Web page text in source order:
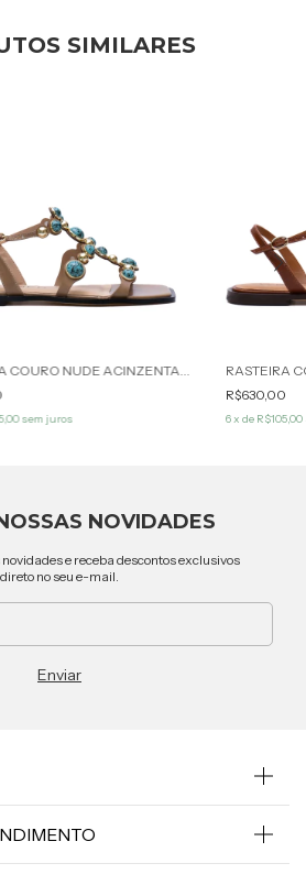
SIMILARES
RASTEIRA COURO NUDE ACINZENTADO PALMER WERNER
sem juros
R$630,00
6x de R$105,00
NOVIDADES
e receba descontos exclusivos
direto no seu e-mail.